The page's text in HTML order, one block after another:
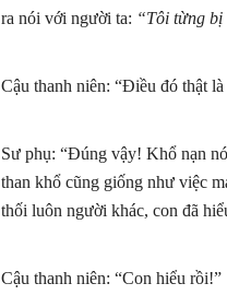
ra nói với người ta: “Tôi từng
Cậu thanh niên: “Điều đó thật là
Sư phụ: “Đúng vậy! Khổ nạn
than khổ cũng giống như việc
thối luôn người khác, con đã
Cậu thanh niên: “Con hiểu rồi!”